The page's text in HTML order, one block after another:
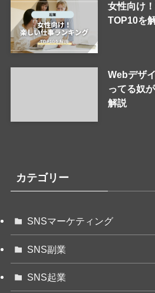
女性向け
TOP10を
Webデザ
ってる奴
解説
カテゴリー
SNSマーケティング
SNS副業
SNS起業